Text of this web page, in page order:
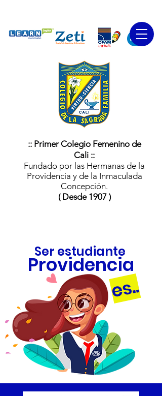
:: Primer Colegio Femenino de
Cali ::
Fundado por las Hermanas de la
Providencia y de la Inmaculada
Concepción.
( Desde 1907 )
Ser estudiante
Providencia
es..